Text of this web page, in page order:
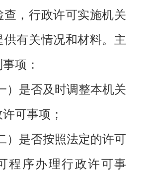
查，行政许可实施机关
供有关情况和材料。主
项：
是否及时调整本机关
可事项；
是否按照法定的许可
程序办理行政许可事